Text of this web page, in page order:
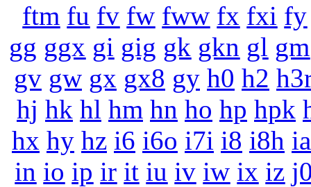
ftm fu fv fw fww fx fxi fy
gg ggx gi gig gk gkn gl gm
gv gw gx gx8 gy h0 h2
hj hk hl hm hn ho hp hpk
hx hy hz i6 i6o i7i i8 i8h ia
in io ip ir it iu iv iw ix iz